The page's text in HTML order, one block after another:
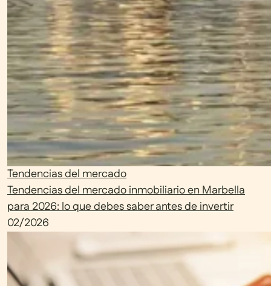
Tendencias del mercado
Tendencias del mercado inmobiliario en Marbella
para 2026: lo que debes saber antes de invertir
02/2026